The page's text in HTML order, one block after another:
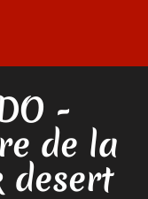
-
de la
desert